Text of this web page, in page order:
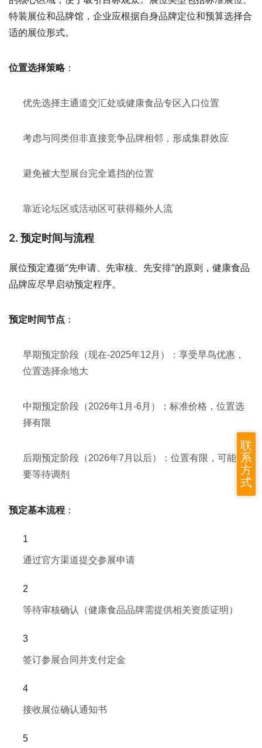
特装展位和品牌馆，企业应根据自身品牌定位和预算选择合
适的展位形式。
位置选择策略：
优先选择主通道交汇处或健康食品专区入口位置
考虑与同类但非直接竞争品牌相邻，形成集群效应
避免被大型展台完全遮挡的位置
靠近论坛区或活动区可获得额外人流
2. 预定时间与流程
展位预定遵循“先申请、先审核、先安排”的原则，健康食品
品牌应尽早启动预定程序。
预定时间节点 ：
早期预定阶段（现在-2025年12月）：享受早鸟优惠，
位置选择余地大
中期预定阶段（2026年1月-6月）：标准价格，位置选
择有限
后期预定阶段（2026年7月以后）：位置有限，可能需
要等待调剂
预定基本流程 ：
通过官方渠道提交参展申请
等待审核确认（健康食品品牌需提供相关资质证明）
签订参展合同并支付定金
接收展位确认通知书
联
系
方
式